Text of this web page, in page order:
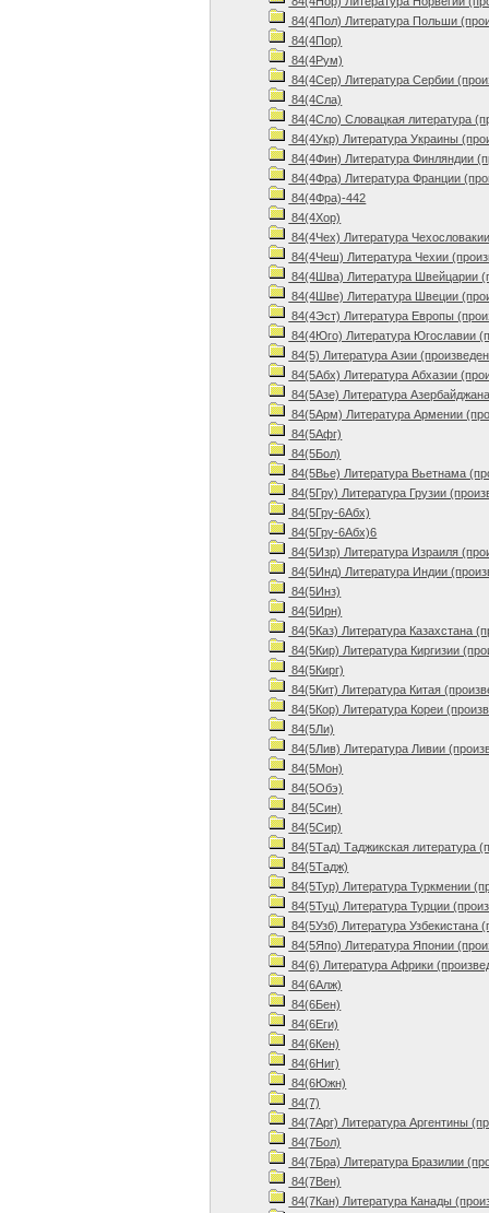
84(4Пол) Литература Польши
84(4Пор)
84(4Рум)
84(4Сер) Литература Сербии
84(4Сла)
84(4Сло) Словацкая литература
84(4Укр) Литература Украины
84(4Фин) Литература Финляндии
84(4Фра) Литература Франции
84(4Фра)-442
84(4Хор)
84(4Чех) Литература
84(4Чеш) Литература Чехии
84(4Шва) Литература Швейцарии
84(4Шве) Литература Швеции
84(4Эст) Литература Европы
84(4Юго) Литература Югославии
84(5) Литература Азии
84(5Абх) Литература Абхазии
84(5Азе) Литература
84(5Арм) Литература Армении
84(5Афг)
84(5Бол)
84(5Вье) Литература Вьетнама
84(5Гру) Литература Грузии
84(5Гру-6Абх)
84(5Гру-6Абх)6
84(5Изр) Литература Израиля
84(5Инд) Литература Индии
84(5Инз)
84(5Ирн)
84(5Каз) Литература Казахстана
84(5Кир) Литература Киргизии
84(5Кирг)
84(5Кит) Литература Китая
84(5Кор) Литература Кореи
84(5Ли)
84(5Лив) Литература Ливии
84(5Мон)
84(5Обэ)
84(5Син)
84(5Сир)
84(5Тад) Таджикская литература
84(5Тадж)
84(5Тур) Литература Туркмении
84(5Туц) Литература Турции
84(5Узб) Литература Узбекистана
84(5Япо) Литература Японии
84(6) Литература Африки
84(6Алж)
84(6Бен)
84(6Еги)
84(6Кен)
84(6Ниг)
84(6Южн)
84(7)
84(7Арг) Литература Аргентины
84(7Бол)
84(7Бра) Литература Бразилии
84(7Вен)
84(7Кан) Литература Канады